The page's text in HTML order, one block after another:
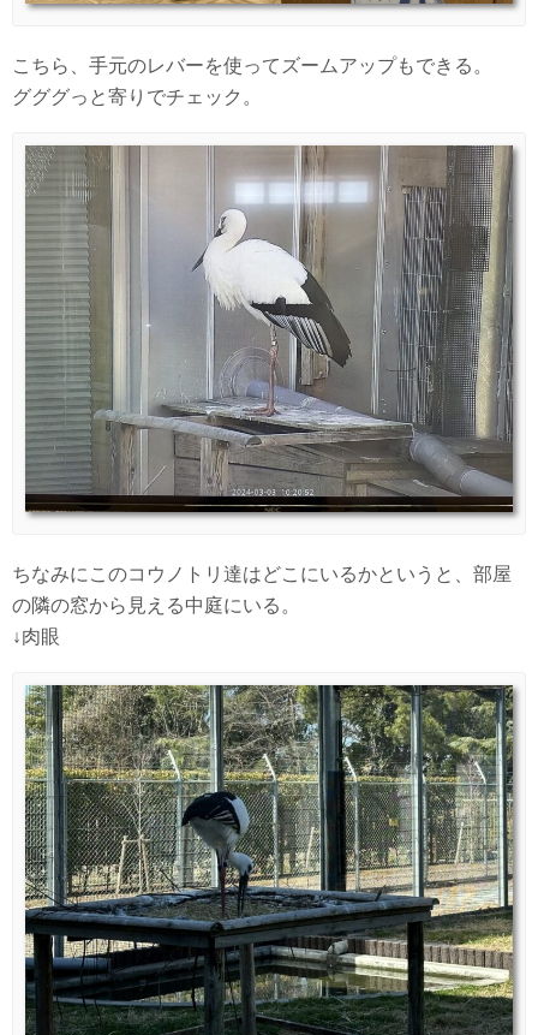
こちら、手元のレバーを使ってズームアップもできる。
グググっと寄りでチェック。
ちなみにこのコウノトリ達はどこにいるかというと、部屋
の隣の窓から見える中庭にいる。
↓肉眼